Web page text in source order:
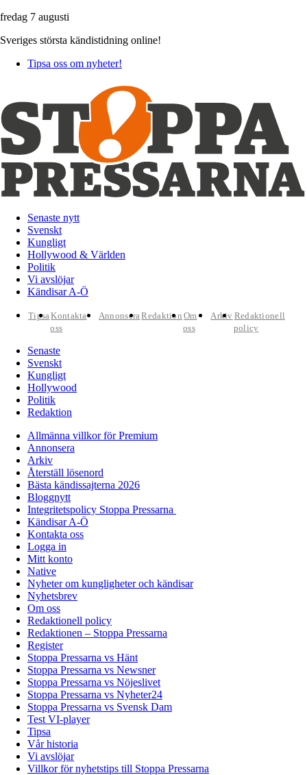
fredag 7 augusti
Sveriges största kändistidning online!
Tipsa oss om nyheter!
Senaste nytt
Svenskt
Kungligt
Hollywood & Världen
Politik
Vi avslöjar
Kändisar A-Ö
TipsaKontakta
oss
AnnonseraRedaktion Om
oss
Arkiv Redaktionell
policy
Senaste
Svenskt
Kungligt
Hollywood
Politik
Redaktion
Allmänna villkor för Premium
Annonsera
Arkiv
Återställ lösenord
Bästa kändissajterna 2026
Bloggnytt
Integritetspolicy Stoppa Pressarna
Kändisar A-Ö
Kontakta oss
Logga in
Mitt konto
Native
Nyheter om kungligheter och kändisar
Nyhetsbrev
Om oss
Redaktionell policy
Redaktionen – Stoppa Pressarna
Register
Stoppa Pressarna vs Hänt
Stoppa Pressarna vs Newsner
Stoppa Pressarna vs Nöjeslivet
Stoppa Pressarna vs Nyheter24
Stoppa Pressarna vs Svensk Dam
Test VI-player
Tipsa
Vår historia
Vi avslöjar
Villkor för nyhetstips till Stoppa Pressarna